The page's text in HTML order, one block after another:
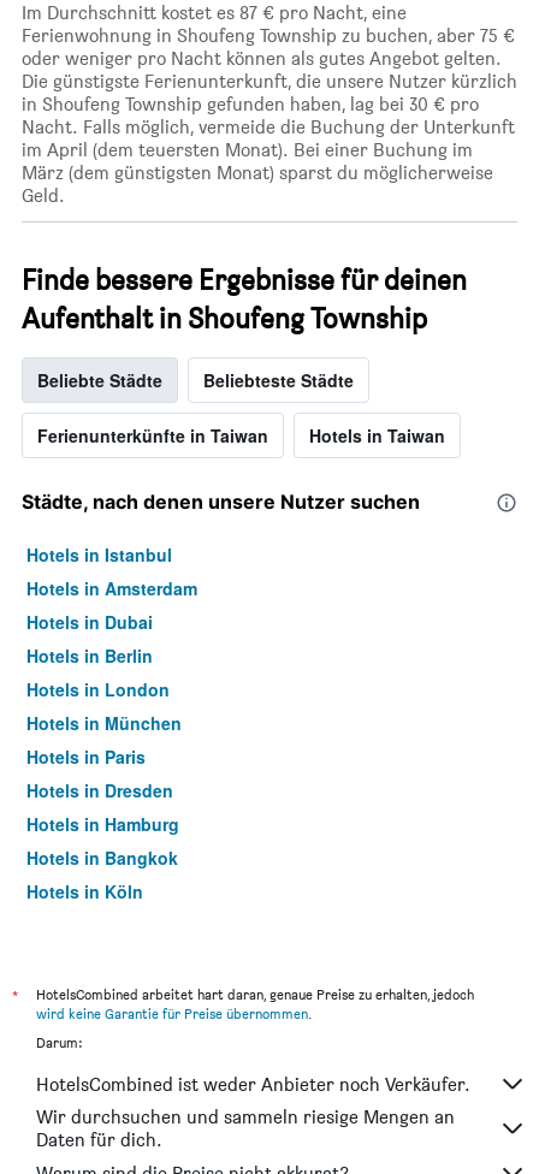
Im Durchschnitt kostet es 87 € pro Nacht, eine
Ferienwohnung in Shoufeng Township zu buchen, aber 75 €
oder weniger pro Nacht können als gutes Angebot gelten.
Die günstigste Ferienunterkunft, die unsere Nutzer kürzlich
in Shoufeng Township gefunden haben, lag bei 30 € pro
Nacht. Falls möglich, vermeide die Buchung der Unterkunft
im April (dem teuersten Monat). Bei einer Buchung im
März (dem günstigsten Monat) sparst du möglicherweise
Geld.
Finde bessere Ergebnisse für deinen
Aufenthalt in Shoufeng Township
Beliebte Städte Beliebteste Städte
Ferienunterkünfte in Taiwan Hotels in Taiwan
Städte, nach denen unsere Nutzer suchen
Hotels in Istanbul
Hotels in Amsterdam
Hotels in Dubai
Hotels in Berlin
Hotels in London
Hotels in München
Hotels in Paris
Hotels in Dresden
Hotels in Hamburg
Hotels in Bangkok
Hotels in Köln
*
HotelsCombined arbeitet hart daran, genaue Preise zu erhalten, jedoch
wird keine Garantie für Preise übernommen.
Darum:
HotelsCombined ist weder Anbieter noch Verkäufer.
Wir durchsuchen und sammeln riesige Mengen an
Daten für dich.